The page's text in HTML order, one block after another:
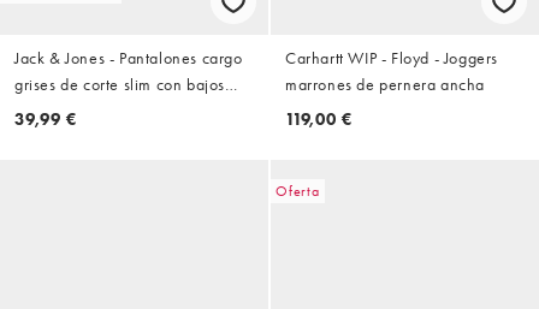
Jack & Jones - Pantalones cargo
grises de corte slim con bajos
ajustados
39,99 €
Carhartt WIP - Floyd - Joggers
marrones de pernera ancha
119,00 €
Oferta